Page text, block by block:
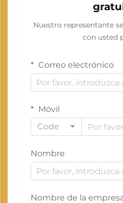
Nuestro representante
con usted
Correo electrónico
Móvil
Code
Nombre
Nombre de la